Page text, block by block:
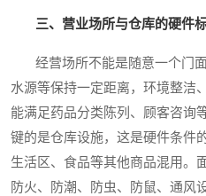
三、营业场所与仓库的硬件
经营场所不能是随意一个门面
水源等保持一定距离，环境整洁
能满足药品分类陈列、顾客咨询
键的是仓库设施，这是硬件条件
生活区、食品等其他商品混用。
防火、防潮、防虫、防鼠、通风